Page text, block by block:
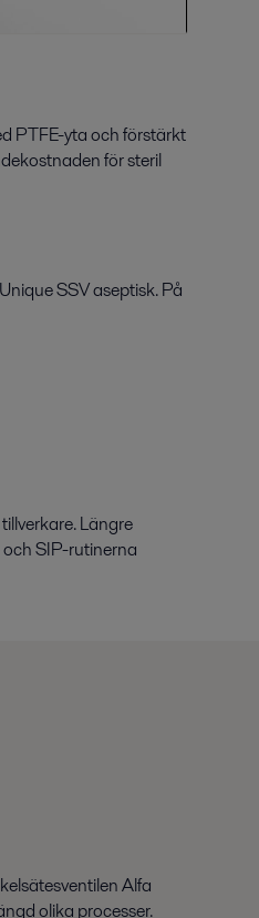
PTFE-yta och förstärkt
för steril
SSV aseptisk. På
Längre
SIP-rutinerna
Alfa
olika processer.